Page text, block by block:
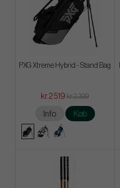
PXG Xtreme Hybrid - Stand Bag
kr.2 519 kr.3 399
Info Køb